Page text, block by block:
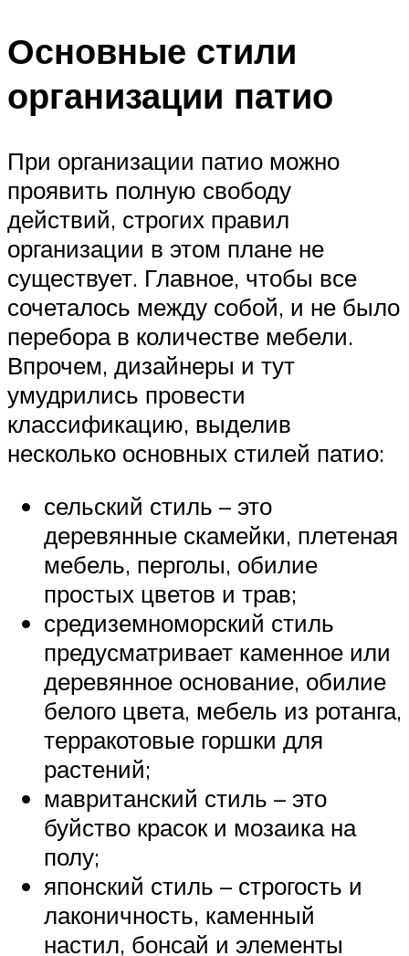
Основные стили
организации патио
При организации патио можно
проявить полную свободу
действий, строгих правил
организации в этом плане не
существует. Главное, чтобы все
сочеталось между собой, и не было
перебора в количестве мебели.
Впрочем, дизайнеры и тут
умудрились провести
классификацию, выделив
несколько основных стилей патио:
сельский стиль – это
деревянные скамейки, плетеная
мебель, перголы, обилие
простых цветов и трав;
средиземноморский стиль
предусматривает каменное или
деревянное основание, обилие
белого цвета, мебель из ротанга,
терракотовые горшки для
растений;
мавританский стиль – это
буйство красок и мозаика на
полу;
японский стиль – строгость и
лаконичность, каменный
настил, бонсай и элементы